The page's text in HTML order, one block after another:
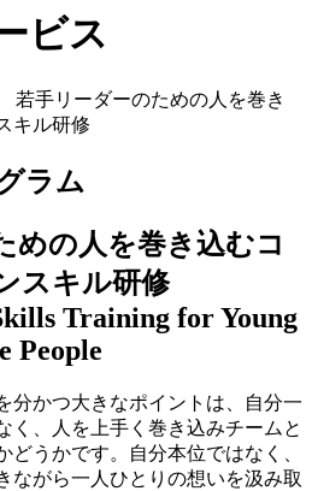
ビス
手リーダーのための人を巻き
キル研修
ラム
めの人を巻き込むコ
スキル研修
Training for Young
People
分かつ大きなポイントは、自分一
く、人を上手く巻き込みチームと
どうかです。自分本位ではなく、
ながら一人ひとりの想いを汲み取